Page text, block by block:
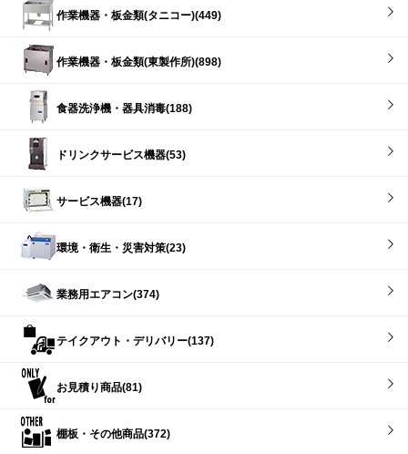
作業機器・板金類(タニコー)(449)
作業機器・板金類(東製作所)(898)
食器洗浄機・器具消毒(188)
ドリンクサービス機器(53)
サービス機器(17)
環境・衛生・災害対策(23)
業務用エアコン(374)
テイクアウト・デリバリー(137)
お見積り商品(81)
棚板・その他商品(372)